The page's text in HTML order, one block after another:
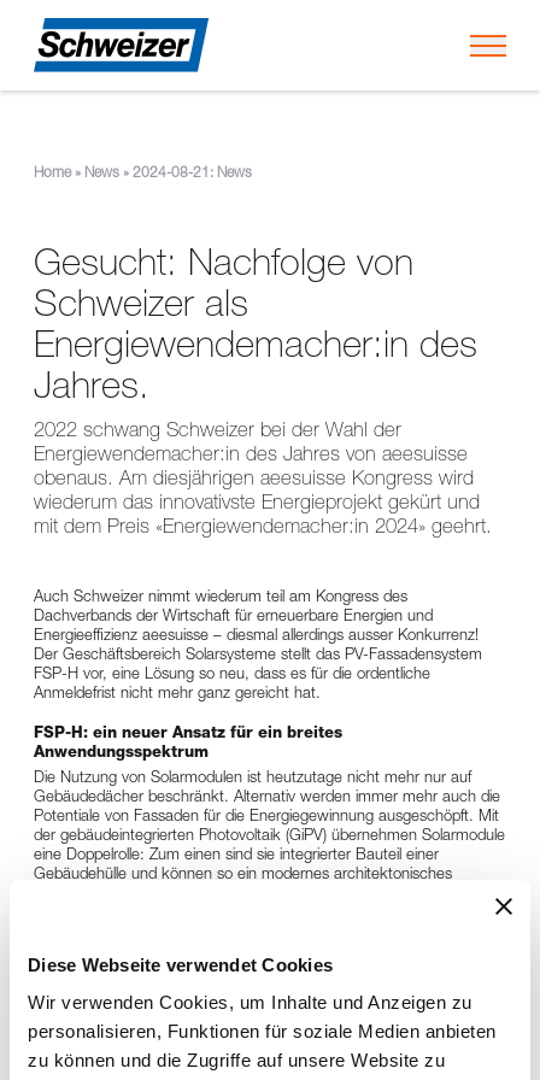
Diese Webseite verwendet Cookies
Wir verwenden Cookies, um Inhalte und Anzeigen zu
personalisieren, Funktionen für soziale Medien anbieten
zu können und die Zugriffe auf unsere Website zu
Home» News » 2024-08-21: News
Gesucht: Nachfolge von
Schweizer als
Energiewendemacher:in des
Jahres.
2022 schwang Schweizer bei der Wahl der
Energiewendemacher:in des Jahres von aeesuisse
obenaus. Am diesjährigen aeesuisse Kongress wird
wiederum das innovativste Energieprojekt gekürt und
mit dem Preis «Energiewendemacher:in 2024» geehrt.
Auch Schweizer nimmt wiederum teil am Kongress des
Dachverbands der Wirtschaft für erneuerbare Energien und
Energieeffizienz aeesuisse – diesmal allerdings ausser Konkurrenz!
Der Geschäftsbereich Solarsysteme stellt das PV-Fassadensystem
FSP-H vor, eine Lösung so neu, dass es für die ordentliche
Anmeldefrist nicht mehr ganz gereicht hat.
FSP-H: ein neuer Ansatz für ein breites
Anwendungsspektrum
Die Nutzung von Solarmodulen ist heutzutage nicht mehr nur auf
Gebäudedächer beschränkt. Alternativ werden immer mehr auch die
Potentiale von Fassaden für die Energiegewinnung ausgeschöpft. Mit
der gebäudeintegrierten Photovoltaik (GiPV) übernehmen Solarmodule
eine Doppelrolle: Zum einen sind sie integrierter Bauteil einer
Gebäudehülle und können so ein modernes architektonisches
Statement setzen, zum andern versorgen sie das Gebäude während
individueller Lösungsfindung und prototypenähnlichen Projekten
im Kontext eines europaweiten Horizon-Forschungsprojekts mit dem
neues System für Solarfassaden.
Das PV-Fassadensystem FSP-H bedeutet einen Schritt in Richtung